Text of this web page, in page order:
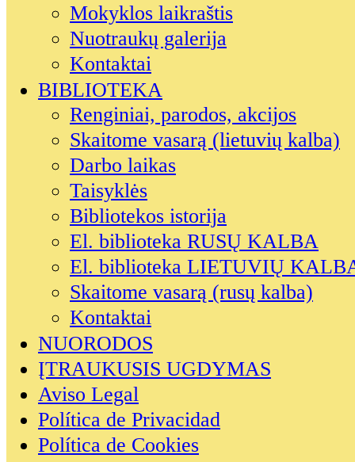
Mokyklos laikraštis
Nuotraukų galerija
Kontaktai
BIBLIOTEKA
Renginiai, parodos, akcijos
Skaitome vasarą (lietuvių kalba)
Darbo laikas
Taisyklės
Bibliotekos istorija
El. biblioteka RUSŲ KALBA
El. biblioteka LIETUVIŲ
Skaitome vasarą (rusų kalba)
Kontaktai
NUORODOS
ĮTRAUKUSIS UGDYMAS
Aviso Legal
Política de Privacidad
Política de Cookies